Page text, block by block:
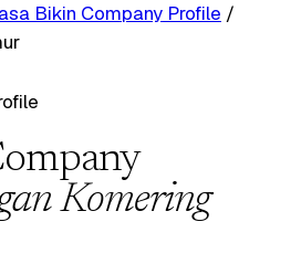
Bikin Company Profile /
Komering